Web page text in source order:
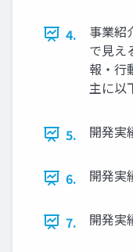
4.
事業紹
で見え
報・行
主に以
5. 開発実
6. 開発実
7. 開発実